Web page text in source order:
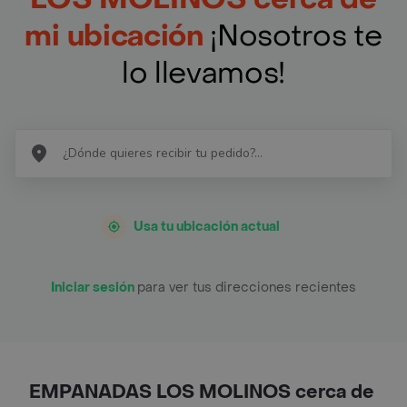
mi ubicación ¡Nosotros te
lo llevamos!
Usa tu ubicación actual
Iniciar sesión para ver tus direcciones recientes
EMPANADAS LOS MOLINOS cerca de